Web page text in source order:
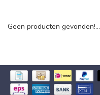
Geen producten gevonden!...